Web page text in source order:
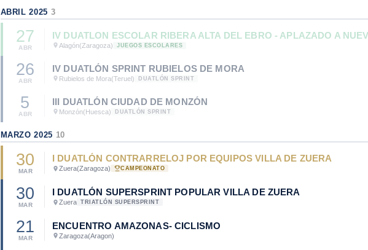
ABRIL 2025 3
27
ABR
IV DUATLON ESCOLAR RIBERA ALTA DEL EBRO - APLAZADO A
Alagón(Zaragoza) JUEGOS ESCOLARES
26
ABR
IV DUATLÓN SPRINT RUBIELOS DE MORA
Rubielos de Mora(Teruel) DUATLÓN SPRINT
5
ABR
III DUATLÓN CIUDAD DE MONZÓN
Monzón(Huesca) DUATLÓN SPRINT
MARZO 2025 10
30
MAR
I DUATLÓN CONTRARRELOJ POR EQUIPOS VILLA DE ZUERA
Zuera(Zaragoza) CAMPEONATO
30
MAR
I DUATLÓN SUPERSPRINT POPULAR VILLA DE ZUERA
Zuera TRIATLÓN SUPERSPRINT
21
MAR
ENCUENTRO AMAZONAS- CICLISMO
Zaragoza(Aragon)